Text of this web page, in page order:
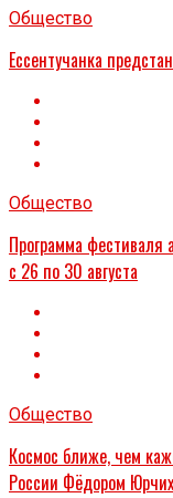
Общество
Ессентучанка
Общество
Программа фестиваля
с 26 по 30 августа
Общество
Космос ближе, чем
России Фёдором